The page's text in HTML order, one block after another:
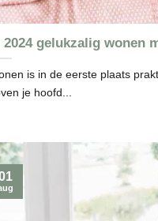
2024 gelukzalig wonen
is in de eerste plaats
je hoofd...